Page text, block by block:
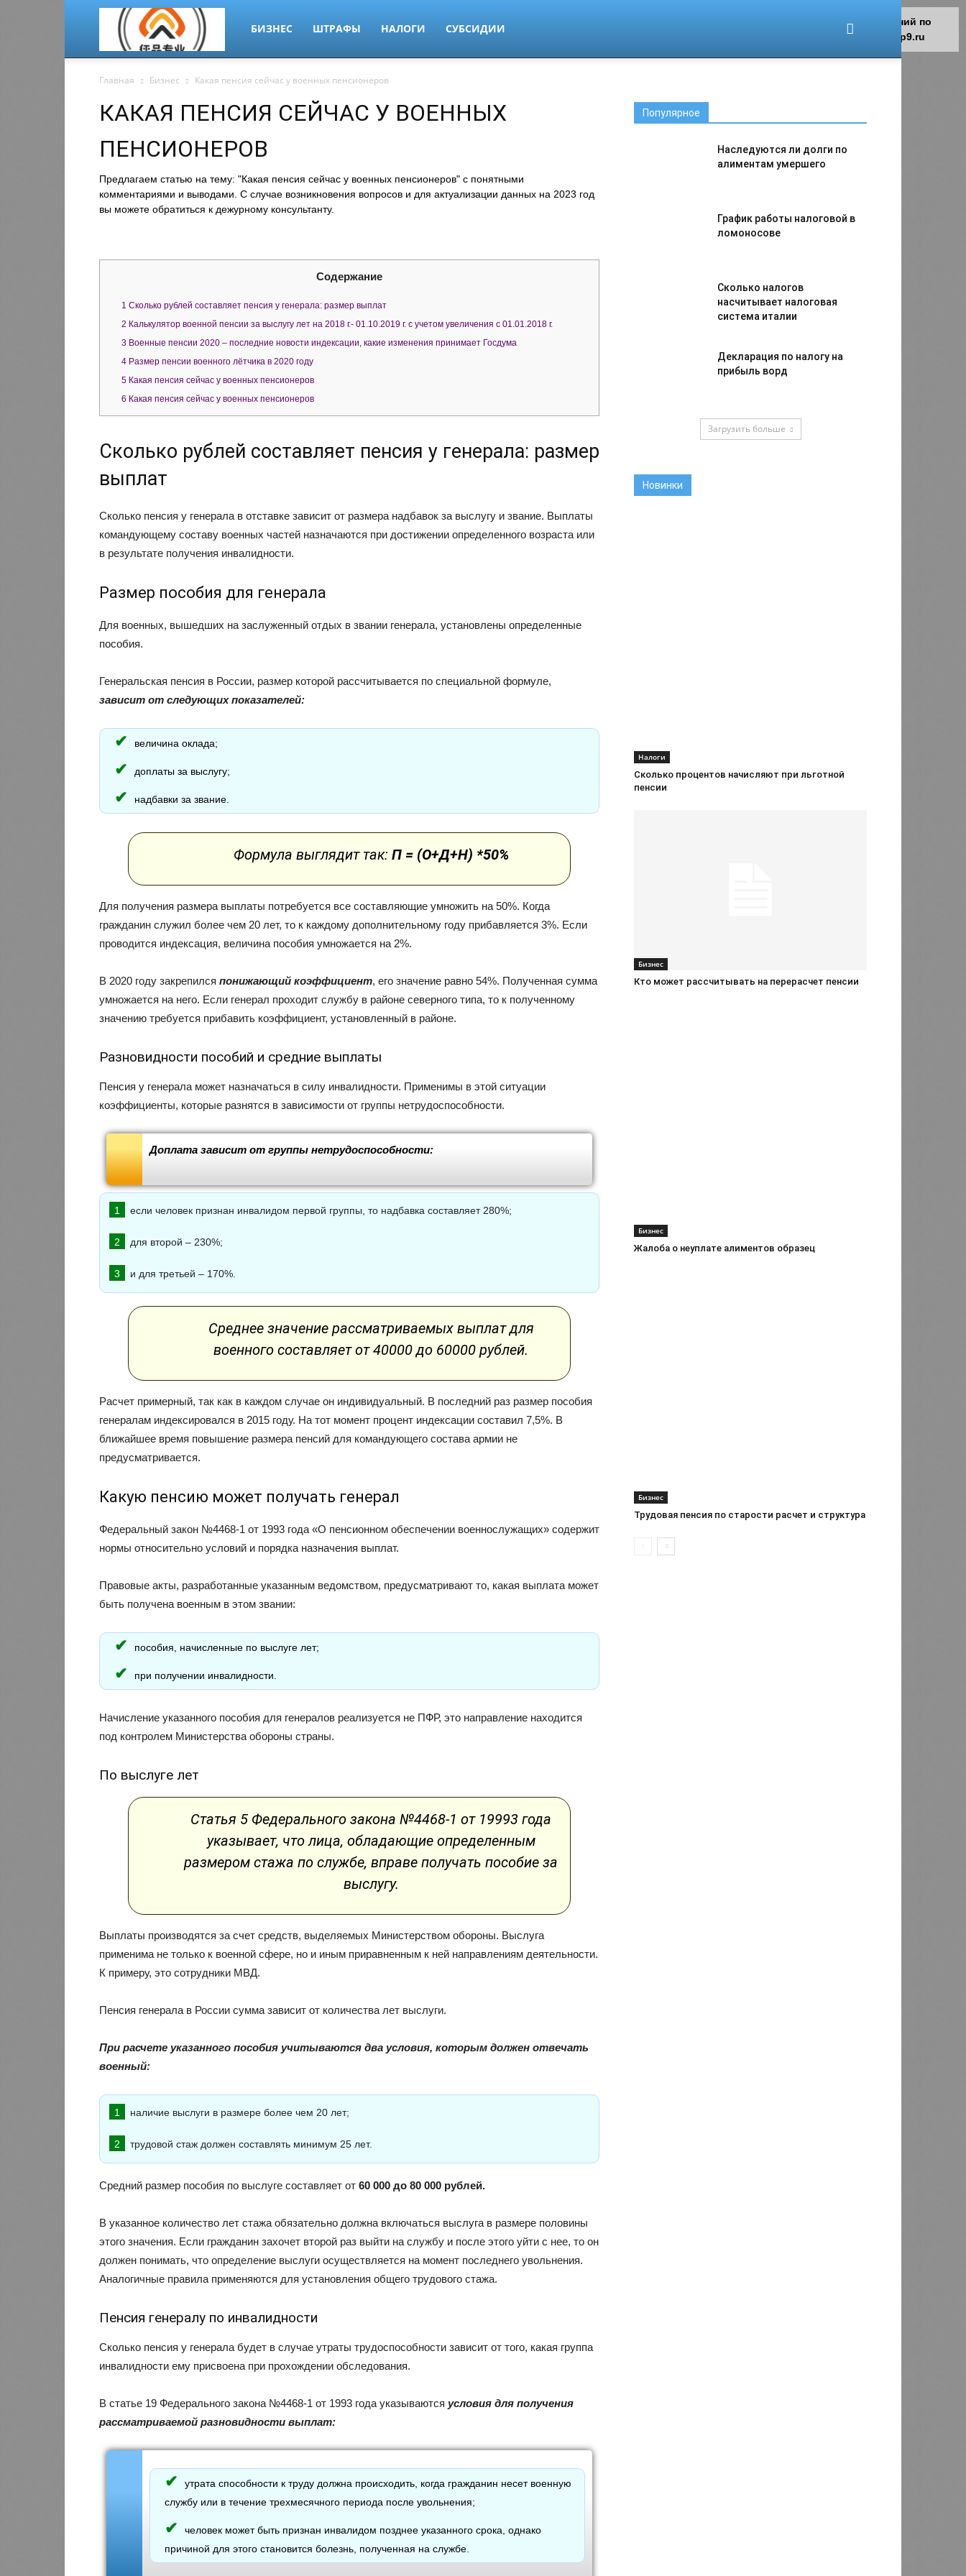
migrant-
plus.ru
БИЗНЕС ШТРАФЫ НАЛОГИ СУБСИДИИ
Главная Бизнес Какая пенсия сейчас у военных пенсионеров
КАКАЯ ПЕНСИЯ СЕЙЧАС У ВОЕННЫХ
ПЕНСИОНЕРОВ
Предлагаем статью на тему: "Какая пенсия сейчас у военных пенсионеров" с понятными
комментариями и выводами. С случае возникновения вопросов и для актуализации данных на 2023 год
вы можете обратиться к дежурному консультанту.
Содержание
1 Сколько рублей составляет пенсия у генерала: размер выплат
2 Калькулятор военной пенсии за выслугу лет на 2018 г.- 01.10.2019 г. с учетом увеличения с 01.01.2018 г.
3 Военные пенсии 2020 – последние новости индексации, какие изменения принимает Госдума
4 Размер пенсии военного лётчика в 2020 году
5 Какая пенсия сейчас у военных пенсионеров
6 Какая пенсия сейчас у военных пенсионеров
Сколько рублей составляет пенсия у генерала: размер
выплат
Сколько пенсия у генерала в отставке зависит от размера надбавок за выслугу и звание. Выплаты
командующему составу военных частей назначаются при достижении определенного возраста или
в результате получения инвалидности.
Размер пособия для генерала
Для военных, вышедших на заслуженный отдых в звании генерала, установлены определенные
пособия.
Генеральская пенсия в России, размер которой рассчитывается по специальной формуле,
зависит от следующих показателей:
величина оклада;
доплаты за выслугу;
надбавки за звание.
Формула выглядит так: П = (О+Д+Н) *50%
Для получения размера выплаты потребуется все составляющие умножить на 50%. Когда
гражданин служил более чем 20 лет, то к каждому дополнительному году прибавляется 3%. Если
проводится индексация, величина пособия умножается на 2%.
В 2020 году закрепился понижающий коэффициент, его значение равно 54%. Полученная сумма
умножается на него. Если генерал проходит службу в районе северного типа, то к полученному
значению требуется прибавить коэффициент, установленный в районе.
Разновидности пособий и средние выплаты
Пенсия у генерала может назначаться в силу инвалидности. Применимы в этой ситуации
коэффициенты, которые разнятся в зависимости от группы нетрудоспособности.
Доплата зависит от группы нетрудоспособности:
если человек признан инвалидом первой группы, то надбавка составляет 280%;
для второй – 230%;
и для третьей – 170%.
Среднее значение рассматриваемых выплат для
военного составляет от 40000 до 60000 рублей.
Расчет примерный, так как в каждом случае он индивидуальный. В последний раз размер пособия
генералам индексировался в 2015 году. На тот момент процент индексации составил 7,5%. В
ближайшее время повышение размера пенсий для командующего состава армии не
предусматривается.
Какую пенсию может получать генерал
Федеральный закон №4468-1 от 1993 года «О пенсионном обеспечении военнослужащих» содержит
нормы относительно условий и порядка назначения выплат.
Правовые акты, разработанные указанным ведомством, предусматривают то, какая выплата может
быть получена военным в этом звании:
пособия, начисленные по выслуге лет;
при получении инвалидности.
Начисление указанного пособия для генералов реализуется не ПФР, это направление находится
под контролем Министерства обороны страны.
По выслуге лет
Статья 5 Федерального закона №4468-1 от 19993 года
указывает, что лица, обладающие определенным
размером стажа по службе, вправе получать пособие за
выслугу.
Выплаты производятся за счет средств, выделяемых Министерством обороны. Выслуга
применима не только к военной сфере, но и иным приравненным к ней направлениям деятельности.
К примеру, это сотрудники МВД.
Пенсия генерала в России сумма зависит от количества лет выслуги.
При расчете указанного пособия учитываются два условия, которым должен отвечать
военный:
наличие выслуги в размере более чем 20 лет;
трудовой стаж должен составлять минимум 25 лет.
Средний размер пособия по выслуге составляет от 60 000 до 80 000 рублей.
В указанное количество лет стажа обязательно должна включаться выслуга в размере половины
этого значения. Если гражданин захочет второй раз выйти на службу и после этого уйти с нее, то он
должен понимать, что определение выслуги осуществляется на момент последнего увольнения.
Аналогичные правила применяются для установления общего трудового стажа.
Пенсия генералу по инвалидности
Сколько пенсия у генерала будет в случае утраты трудоспособности зависит от того, какая группа
инвалидности ему присвоена при прохождении обследования.
В статье 19 Федерального закона №4468-1 от 1993 года указываются условия для получения
рассматриваемой разновидности выплат:
утрата способности к труду должна происходить, когда гражданин несет военную
службу или в течение трехмесячного периода после увольнения;
человек может быть признан инвалидом позднее указанного срока, однако
причиной для этого становится болезнь, полученная на службе.
Популярное
Наследуются ли долги по
алиментам умершего
График работы налоговой в
ломоносове
Сколько налогов
насчитывает налоговая
система италии
Декларация по налогу на
прибыль ворд
Загрузить больше
Новинки
Налоги
Сколько процентов начисляют при льготной
пенсии
Бизнес
Кто может рассчитывать на перерасчет пенсии
Бизнес
Жалоба о неуплате алиментов образец
Бизнес
Трудовая пенсия по старости расчет и структура
Для любых предложений по
сайту: migrant-plus@cp9.ru